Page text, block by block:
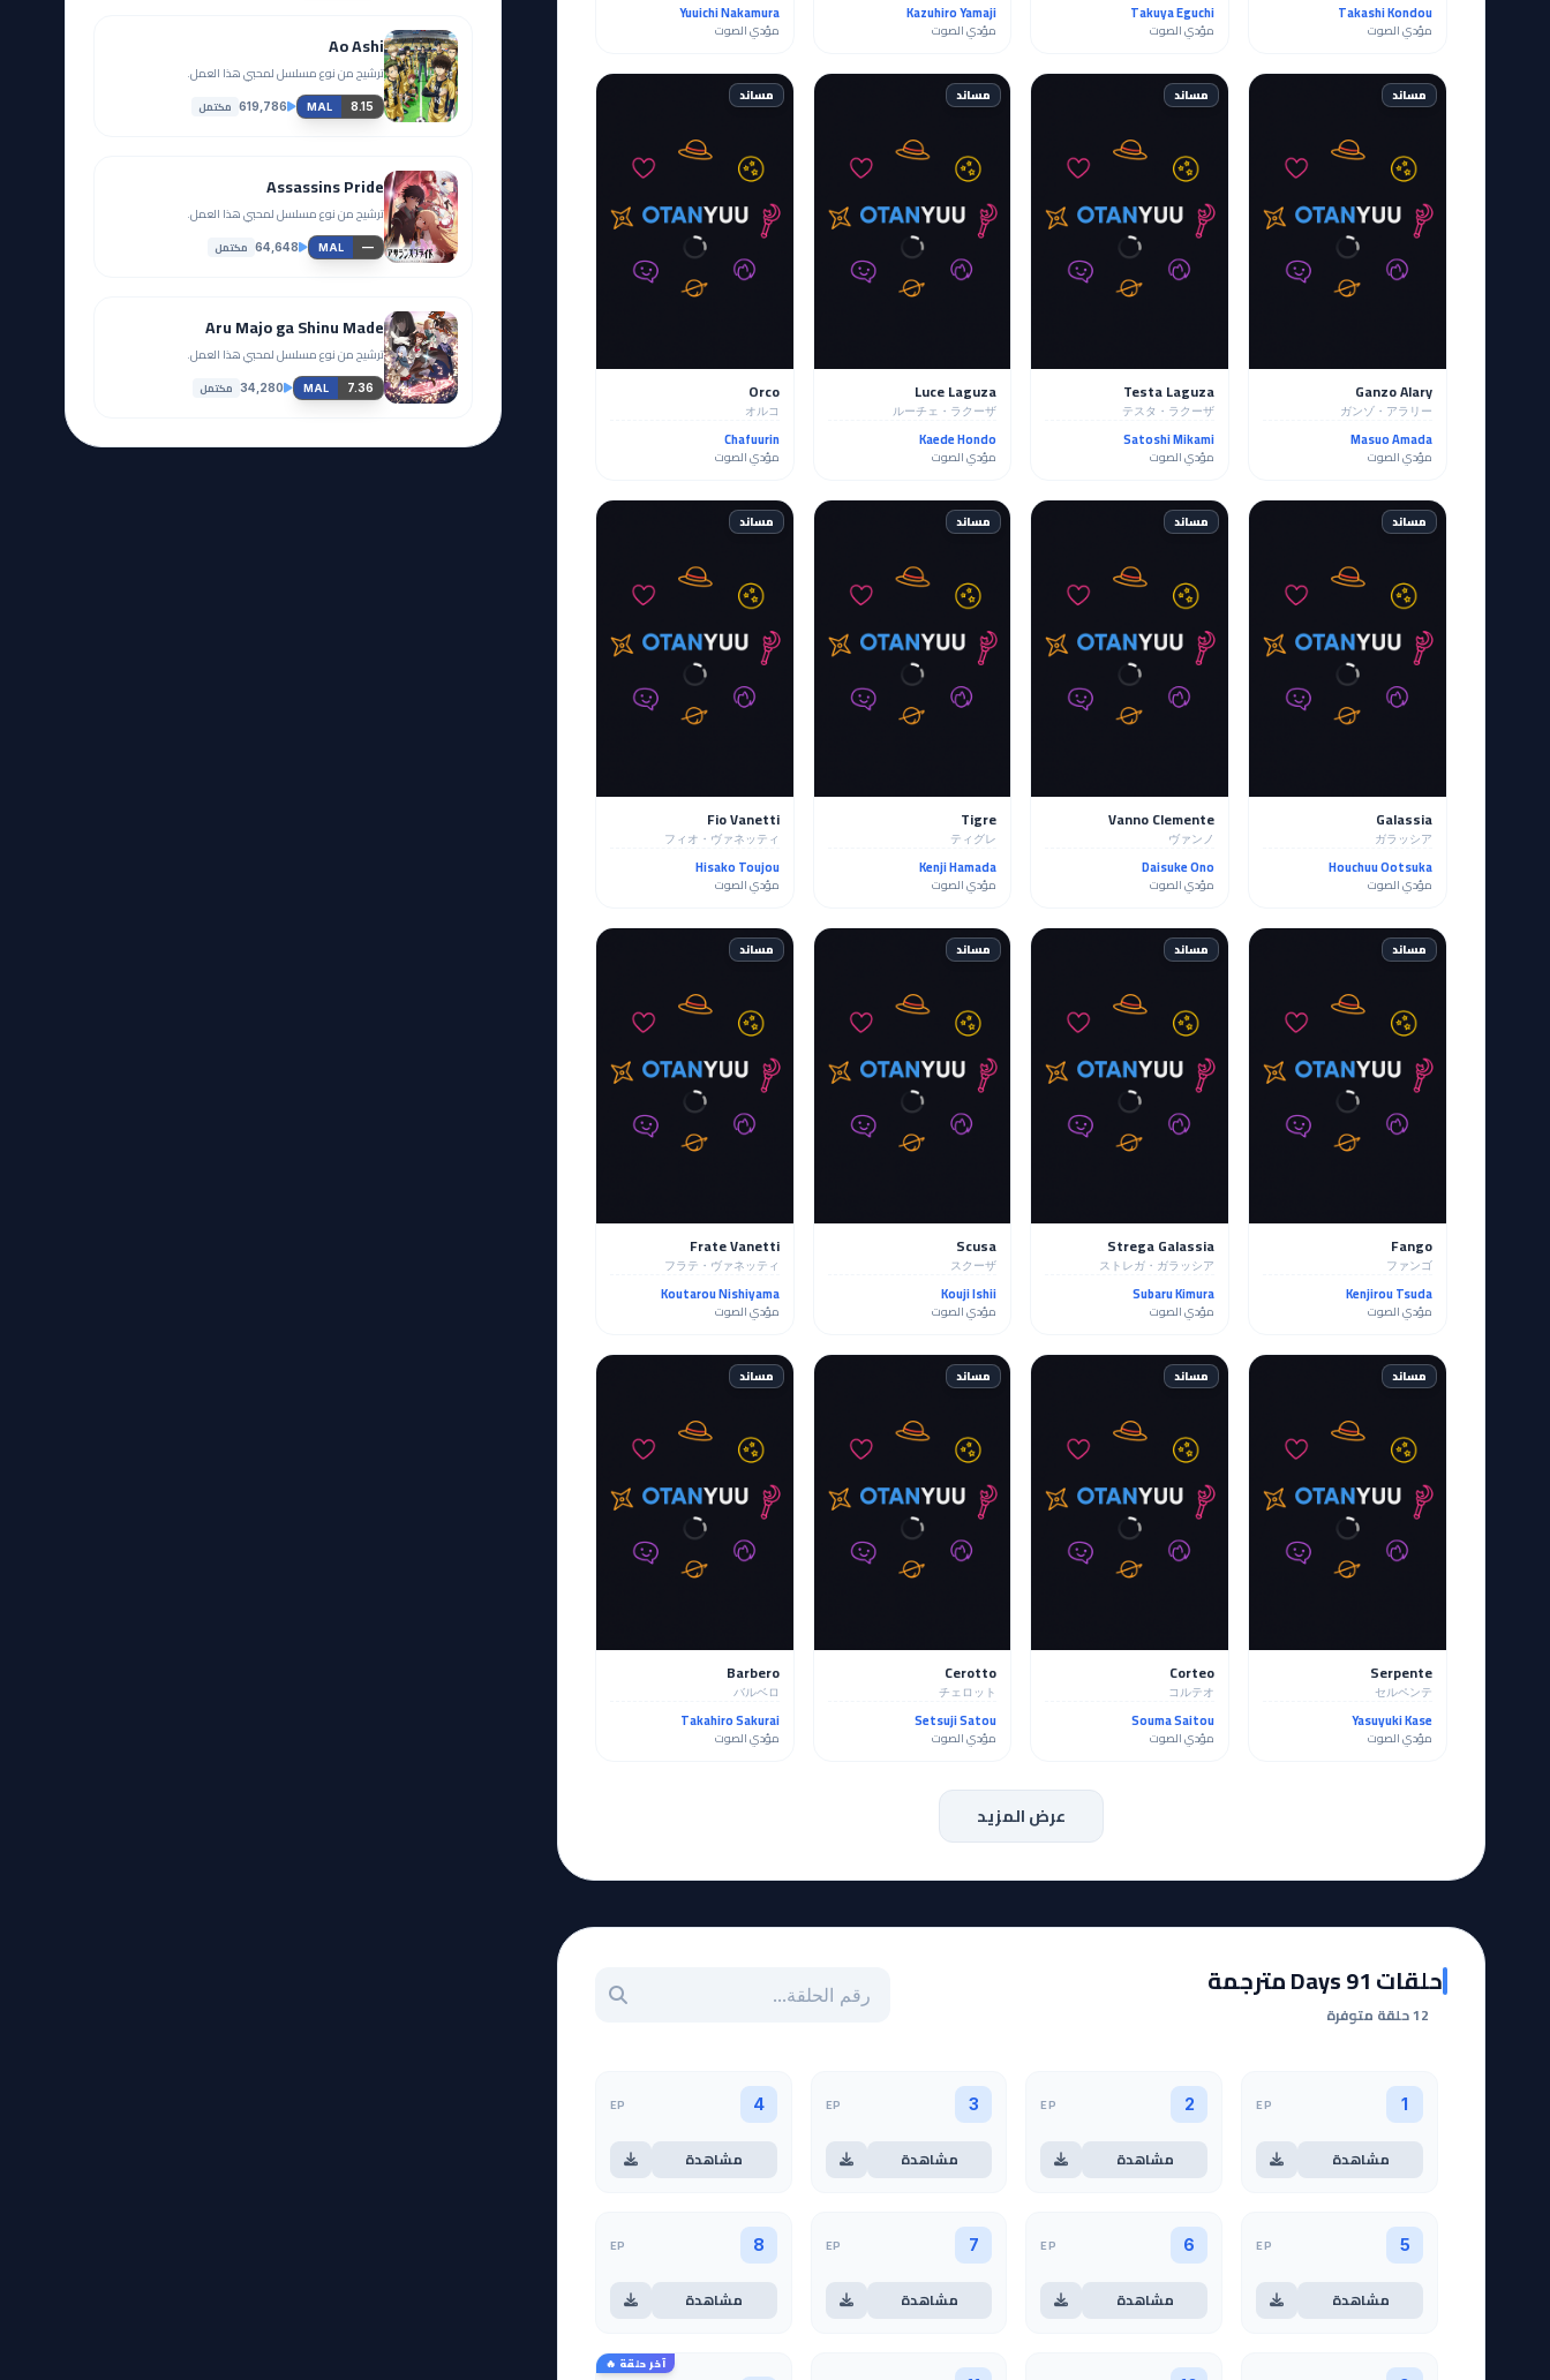
Takashi Kondou
مؤدي الصوت
Takuya Eguchi
مؤدي الصوت
Kazuhiro Yamaji
مؤدي الصوت
Yuuichi Nakamura
مؤدي الصوت
مساند
Ganzo Alary
ガンゾ・アラリー
Masuo Amada
مؤدي الصوت
مساند
Testa Laguza
テスタ・ラクーザ
Satoshi Mikami
مؤدي الصوت
مساند
Luce Laguza
ルーチェ・ラクーザ
Kaede Hondo
مؤدي الصوت
مساند
Orco
オルコ
Chafuurin
مؤدي الصوت
مساند
Galassia
ガラッシア
Houchuu Ootsuka
مؤدي الصوت
مساند
Vanno Clemente
ヴァンノ
Daisuke Ono
مؤدي الصوت
مساند
Tigre
ティグレ
Kenji Hamada
مؤدي الصوت
مساند
Fio Vanetti
フィオ・ヴァネッティ
Hisako Toujou
مؤدي الصوت
مساند
Fango
ファンゴ
Kenjirou Tsuda
مؤدي الصوت
مساند
Strega Galassia
ストレガ・ガラッシア
Subaru Kimura
مؤدي الصوت
مساند
Scusa
スクーザ
Kouji Ishii
مؤدي الصوت
مساند
Frate Vanetti
フラテ・ヴァネッティ
Koutarou Nishiyama
مؤدي الصوت
مساند
Serpente
セルペンテ
Yasuyuki Kase
مؤدي الصوت
مساند
Corteo
コルテオ
Souma Saitou
مؤدي الصوت
مساند
Cerotto
チェロット
Setsuji Satou
مؤدي الصوت
مساند
Barbero
バルベロ
Takahiro Sakurai
مؤدي الصوت
عرض المزيد
حلقات 91 Days مترجمة
12 حلقة متوفرة
بحث عن حلقة بالرقم
1
EP
مشاهدة
2
EP
مشاهدة
3
EP
مشاهدة
4
EP
مشاهدة
5
EP
مشاهدة
6
EP
مشاهدة
7
EP
مشاهدة
8
EP
مشاهدة
آخر حلقة 🔥
Ao Ashi
ترشيح من نوع مسلسل لمحبي هذا العمل.
MAL 8.15
619,786 مكتمل
Assassins Pride
ترشيح من نوع مسلسل لمحبي هذا العمل.
MAL —
64,648 مكتمل
Aru Majo ga Shinu Made
ترشيح من نوع مسلسل لمحبي هذا العمل.
MAL 7.36
34,280 مكتمل